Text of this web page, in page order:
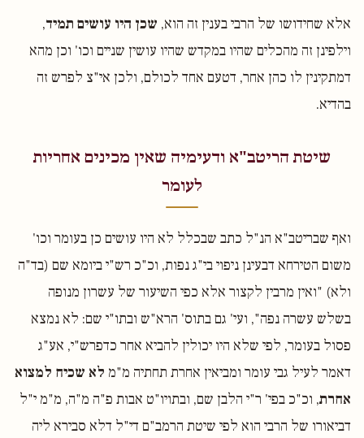
אלא שחידושו של הרבי בענין זה הוא, שכן היו עושים תמיד,
וילפינן זה מהכלים שהיו במקדש שהיו עושין שניים וכו' וכן מהא
דמתקינין לו כהן אחר, דטעם אחד לכולם, ולכן אי"צ לפרש זה
בהדיא.
שיטת הריטב"א ודעימיה שאין מכינים אחריות
לעומר
ואף שבריטב"א הנ"ל כתב שבכלל לא היו עושים כן בעומר וכו'
משום הטירחא דבעינן ניפוי בי"ג נפות, וכ"כ רש"י ביומא שם (בד"ה
ולא) "ואין מרבין לקצור אלא כפי השיעור של עשרון מנופה
בשלש עשרה נפה", ועי' גם בתוס' הרא"ש ובתו"י שם: לא נמצא
פסול בעומר, לפי שלא היו יכולין להביא אחר כדפרש"י, אע"ג
דאמר לעיל גבי עומר ומביאין אחרת תחתיה מ"מ לא שכיח למצוא
אחרת, וכ"כ בפי' ר"י הלבן שם, ובתויו"ט אבות פ"ה מ"ה, מ"מ י"ל
דביאורו של הרבי הוא לפי שיטת הרמב"ם די"ל דלא סבירא ליה